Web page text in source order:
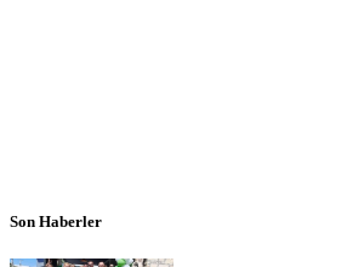
Son Haberler